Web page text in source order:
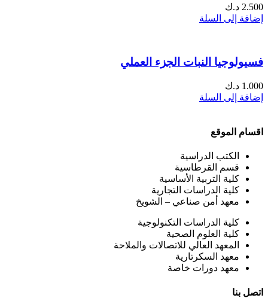
2.500 د.ك
إضافة إلى السلة
فسيولوجيا النبات الجزء العملي
1.000 د.ك
إضافة إلى السلة
اقسام الموقع
الكتب الدراسية
قسم القرطاسية
كلية التربية الأساسية
كلية الدراسات التجارية
معهد أمن صناعي – الشويخ
كلية الدراسات التكنولوجية
كلية العلوم الصحية
المعهد العالي للاتصالات والملاحة
معهد السكرتارية
معهد دورات خاصة
اتصل بنا